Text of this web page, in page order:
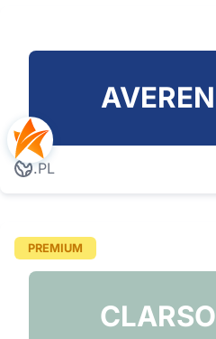
AVEREN
.PL
PREMIUM
CLARSO